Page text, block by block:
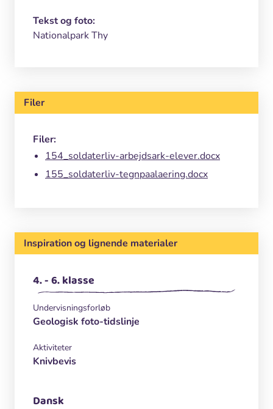
Tekst og foto:
Nationalpark Thy
Filer
Filer:
154_soldaterliv-arbejdsark-elever.docx
155_soldaterliv-tegnpaalaering.docx
Inspiration og lignende materialer
4. - 6. klasse
Undervisningsforløb
Geologisk foto-tidslinje
Aktiviteter
Knivbevis
Dansk